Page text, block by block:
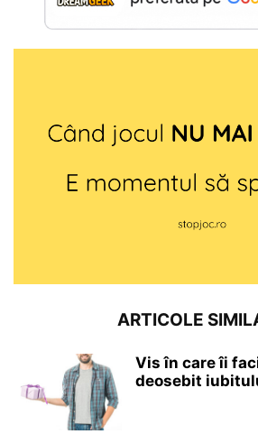
ARTICOLE
Vis în care îi
deosebit